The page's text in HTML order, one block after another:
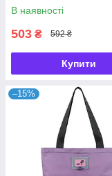
В наявності
503 ₴ 592 ₴
Купити
–15%